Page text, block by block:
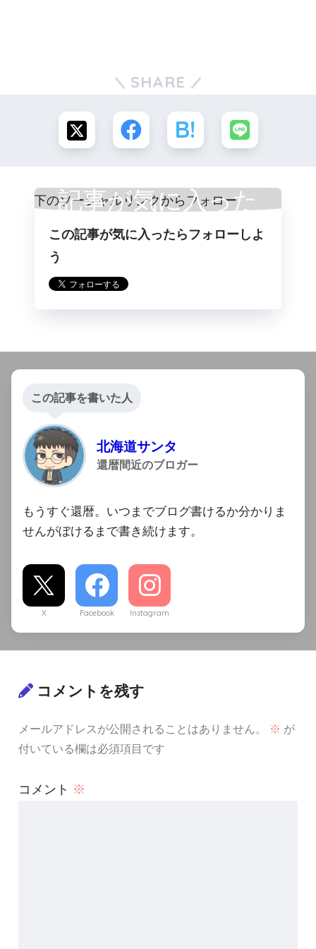
SHARE
記事が気に入った
らフォロー
この記事が気に入ったらフォローしよ
う
この記事を書いた人
北海道サンタ
還暦間近のブロガー
もうすぐ還暦。いつまでブログ書けるか分かりま
せんがぼけるまで書き続けます。
X Facebook Instagram
コメントを残す
メールアドレスが公開されることはありません。 ※ が
付いている欄は必須項目です
コメント ※